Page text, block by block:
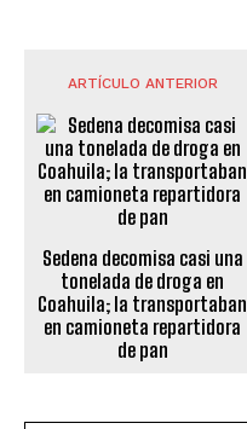
ARTÍCULO ANTERIOR
Sedena decomisa casi una
tonelada de droga en
Coahuila; la transportaban
en camioneta repartidora
de pan